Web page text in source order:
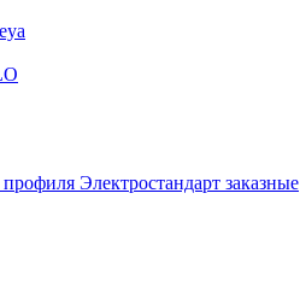
Электростандарт заказные